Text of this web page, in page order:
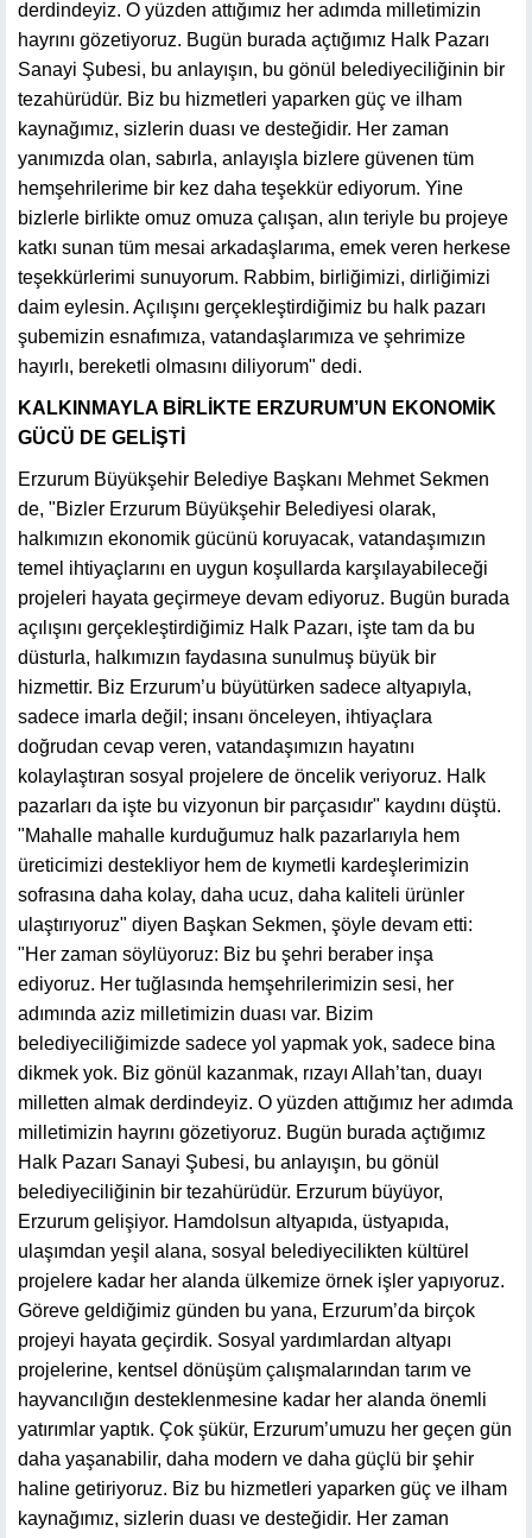
derdindeyiz. O yüzden attığımız her adımda milletimizin
hayrını gözetiyoruz. Bugün burada açtığımız Halk Pazarı
Sanayi Şubesi, bu anlayışın, bu gönül belediyeciliğinin bir
tezahürüdür. Biz bu hizmetleri yaparken güç ve ilham
kaynağımız, sizlerin duası ve desteğidir. Her zaman
yanımızda olan, sabırla, anlayışla bizlere güvenen tüm
hemşehrilerime bir kez daha teşekkür ediyorum. Yine
bizlerle birlikte omuz omuza çalışan, alın teriyle bu projeye
katkı sunan tüm mesai arkadaşlarıma, emek veren herkese
teşekkürlerimi sunuyorum. Rabbim, birliğimizi, dirliğimizi
daim eylesin. Açılışını gerçekleştirdiğimiz bu halk pazarı
şubemizin esnafımıza, vatandaşlarımıza ve şehrimize
hayırlı, bereketli olmasını diliyorum" dedi.
KALKINMAYLA BİRLİKTE ERZURUM’UN EKONOMİK
GÜCÜ DE GELİŞTİ
Erzurum Büyükşehir Belediye Başkanı Mehmet Sekmen
de, "Bizler Erzurum Büyükşehir Belediyesi olarak,
halkımızın ekonomik gücünü koruyacak, vatandaşımızın
temel ihtiyaçlarını en uygun koşullarda karşılayabileceği
projeleri hayata geçirmeye devam ediyoruz. Bugün burada
açılışını gerçekleştirdiğimiz Halk Pazarı, işte tam da bu
düsturla, halkımızın faydasına sunulmuş büyük bir
hizmettir. Biz Erzurum’u büyütürken sadece altyapıyla,
sadece imarla değil; insanı önceleyen, ihtiyaçlara
doğrudan cevap veren, vatandaşımızın hayatını
kolaylaştıran sosyal projelere de öncelik veriyoruz. Halk
pazarları da işte bu vizyonun bir parçasıdır" kaydını düştü.
"Mahalle mahalle kurduğumuz halk pazarlarıyla hem
üreticimizi destekliyor hem de kıymetli kardeşlerimizin
sofrasına daha kolay, daha ucuz, daha kaliteli ürünler
ulaştırıyoruz" diyen Başkan Sekmen, şöyle devam etti:
"Her zaman söylüyoruz: Biz bu şehri beraber inşa
ediyoruz. Her tuğlasında hemşehrilerimizin sesi, her
adımında aziz milletimizin duası var. Bizim
belediyeciliğimizde sadece yol yapmak yok, sadece bina
dikmek yok. Biz gönül kazanmak, rızayı Allah’tan, duayı
milletten almak derdindeyiz. O yüzden attığımız her adımda
milletimizin hayrını gözetiyoruz. Bugün burada açtığımız
Halk Pazarı Sanayi Şubesi, bu anlayışın, bu gönül
belediyeciliğinin bir tezahürüdür. Erzurum büyüyor,
Erzurum gelişiyor. Hamdolsun altyapıda, üstyapıda,
ulaşımdan yeşil alana, sosyal belediyecilikten kültürel
projelere kadar her alanda ülkemize örnek işler yapıyoruz.
Göreve geldiğimiz günden bu yana, Erzurum’da birçok
projeyi hayata geçirdik. Sosyal yardımlardan altyapı
projelerine, kentsel dönüşüm çalışmalarından tarım ve
hayvancılığın desteklenmesine kadar her alanda önemli
yatırımlar yaptık. Çok şükür, Erzurum’umuzu her geçen gün
daha yaşanabilir, daha modern ve daha güçlü bir şehir
haline getiriyoruz. Biz bu hizmetleri yaparken güç ve ilham
kaynağımız, sizlerin duası ve desteğidir. Her zaman